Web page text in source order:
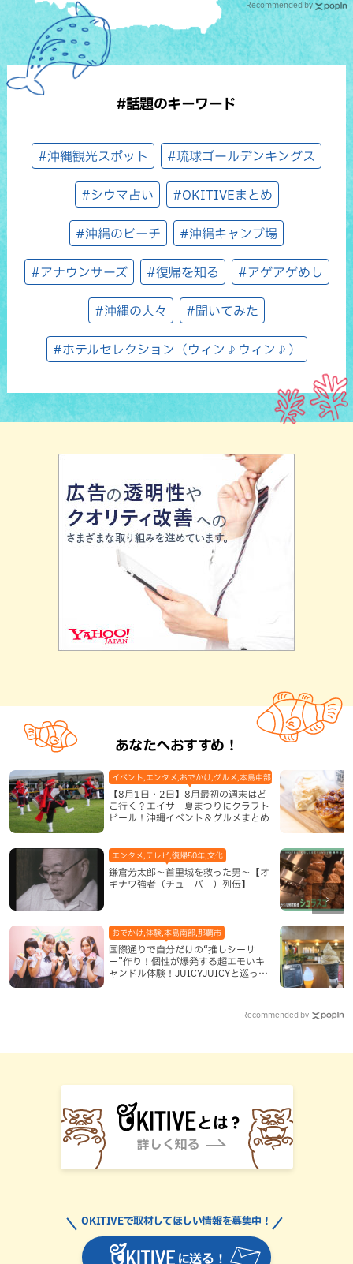
Recommended by
#話題のキーワード
#沖縄観光スポット #琉球ゴールデンキングス
#シウマ占い #OKITIVEまとめ
#沖縄のビーチ #沖縄キャンプ場
#アナウンサーズ #復帰を知る #アゲアゲめし
#沖縄の人々 #聞いてみた
#ホテルセレクション（ウィン♪ウィン♪）
あなたへおすすめ！
【8月1日・2日】8月最初の週末はど
こ行く？エイサー夏まつりにクラフト
ビール！沖縄イベント＆グルメまとめ
イベント,エンタメ,おでかけ,グルメ,本島中部,本島北部,本島南部
鎌倉芳太郎～首里城を救った男～【オ
キナワ強者（チューバー）列伝】
エンタメ,テレビ,復帰50年,文化
国際通りで自分だけの“推しシーサ
ー”作り！個性が爆発する超エモいキ
ャンドル体験！JUICYJUICYと巡って
おでかけ,体験,本島南部,那覇市
Recommended by
に送る！
OKITIVEで取材してほしい情報を募集中！